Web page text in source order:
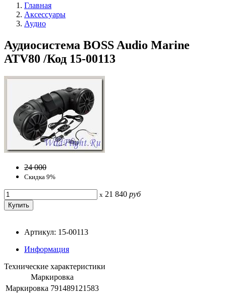
Главная
Аксессуары
Аудио
Аудиосистема BOSS Audio Marine
ATV80 /Код 15-00113
24 000
Скидка 9%
x 21 840 руб
Артикул: 15-00113
Информация
Технические характеристики
Маркировка
Маркировка 791489121583